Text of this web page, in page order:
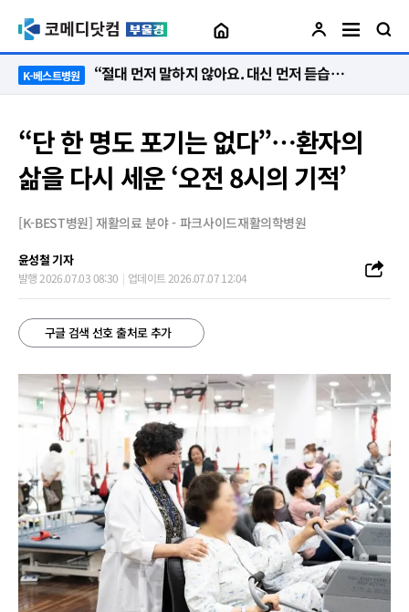
K-베스트병원 “절대 먼저 말하지 않아요. 대신 먼저 듣습니다”
“단 한 명도 포기는 없다”…환자의
삶을 다시 세운 ‘오전 8시의 기적’
[K-BEST병원] 재활의료 분야 - 파크사이드재활의학병원
윤성철 기자
발행 2026.07.03 08:30 업데이트 2026.07.07 12:04
구글 검색 선호 출처로 추가